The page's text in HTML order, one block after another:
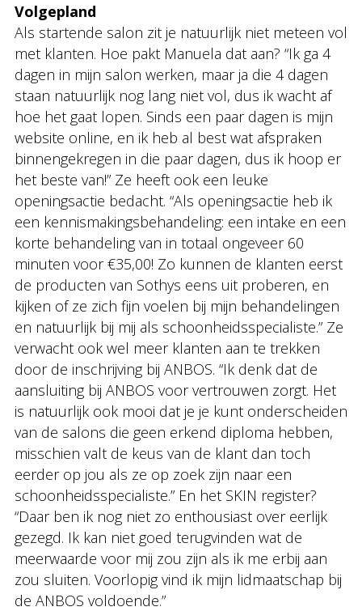
Volgepland
Als startende salon zit je natuurlijk niet meteen vol
met klanten. Hoe pakt Manuela dat aan? “Ik ga 4
dagen in mijn salon werken, maar ja die 4 dagen
staan natuurlijk nog lang niet vol, dus ik wacht af
hoe het gaat lopen. Sinds een paar dagen is mijn
website online, en ik heb al best wat afspraken
binnengekregen in die paar dagen, dus ik hoop er
het beste van!” Ze heeft ook een leuke
openingsactie bedacht. “Als openingsactie heb ik
een kennismakingsbehandeling: een intake en een
korte behandeling van in totaal ongeveer 60
minuten voor €35,00! Zo kunnen de klanten eerst
de producten van Sothys eens uit proberen, en
kijken of ze zich fijn voelen bij mijn behandelingen
en natuurlijk bij mij als schoonheidsspecialiste.” Ze
verwacht ook wel meer klanten aan te trekken
door de inschrijving bij ANBOS. “Ik denk dat de
aansluiting bij ANBOS voor vertrouwen zorgt. Het
is natuurlijk ook mooi dat je je kunt onderscheiden
van de salons die geen erkend diploma hebben,
misschien valt de keus van de klant dan toch
eerder op jou als ze op zoek zijn naar een
schoonheidsspecialiste.” En het SKIN register?
“Daar ben ik nog niet zo enthousiast over eerlijk
gezegd. Ik kan niet goed terugvinden wat de
meerwaarde voor mij zou zijn als ik me erbij aan
zou sluiten. Voorlopig vind ik mijn lidmaatschap bij
de ANBOS voldoende.”